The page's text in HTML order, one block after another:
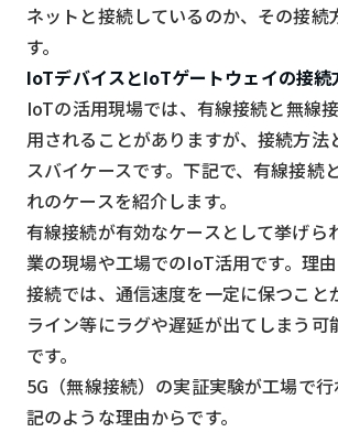
ネットと接続しているのか、その接続
す。
IoTデバイスとIoTゲートウェイの接続
IoTの活用現場では、有線接続と無線
用されることがありますが、接続方法
スバイケースです。下記で、有線接続
れのケースを紹介します。
有線接続が有効なケースとして挙げら
業の現場や工場でのIoT活用です。理
接続では、通信速度を一定に保つこと
ライン等にラグや遅延が出てしまう可
です。
5G（無線接続）の実証実験が工場で
記のような理由からです。